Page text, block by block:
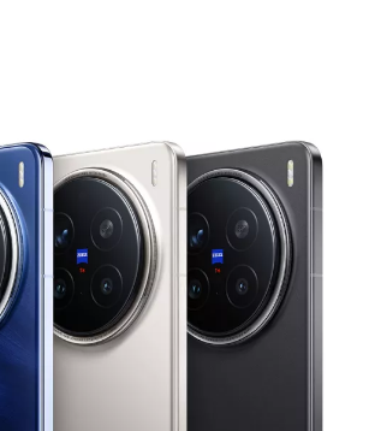
ประเทศไทย | เลือกประเทศ/ภูมิภาค